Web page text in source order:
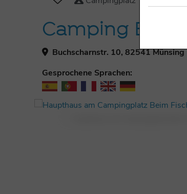
Camping Beim
Buchscharnstr. 10, 82541 Münsing
Gesprochene Sprachen: